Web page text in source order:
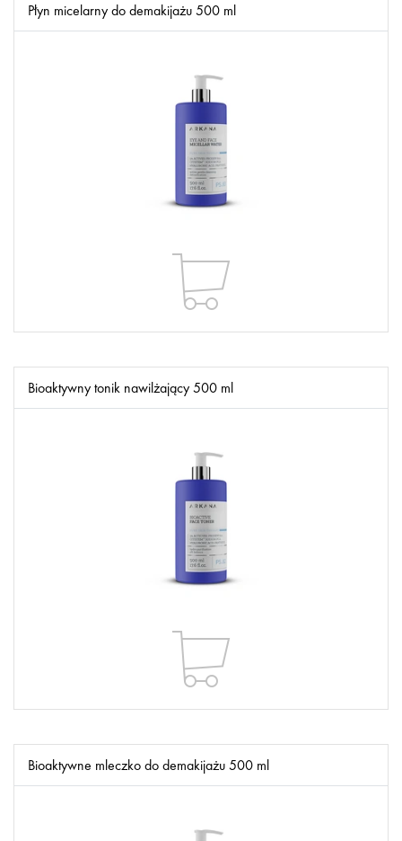
Płyn micelarny do demakijażu 500 ml
Bioaktywny tonik nawilżający 500 ml
Bioaktywne mleczko do demakijażu 500 ml